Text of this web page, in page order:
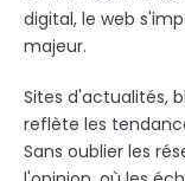
digital, le web
majeur.
Sites d'actualités,
reflète les
Sans oublier les